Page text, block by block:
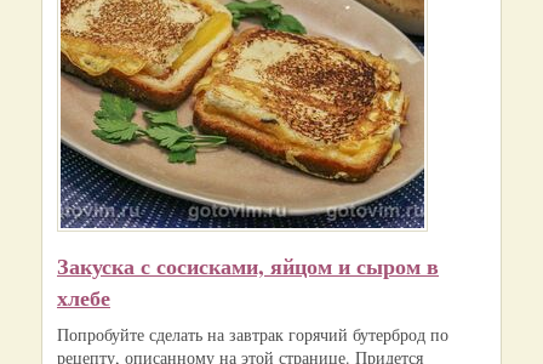
Закуска с сосисками, яйцом и сыром в
хлебе
Попробуйте сделать на завтрак горячий бутерброд по
рецепту, описанному на этой странице. Придется